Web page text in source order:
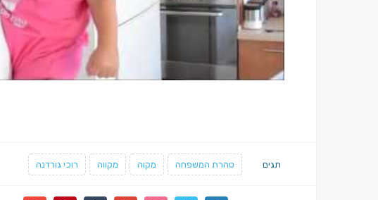
תגים טהרת המשפחה מקוה מקווה רוכי גורדנה